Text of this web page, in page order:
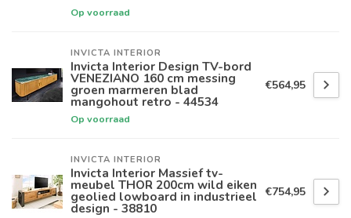
Op voorraad
INVICTA INTERIOR
Invicta Interior Design TV-bord
VENEZIANO 160 cm messing
groen marmeren blad
mangohout retro - 44534
Op voorraad
€564,95
INVICTA INTERIOR
Invicta Interior Massief tv-
meubel THOR 200cm wild eiken
geolied lowboard in industrieel
design - 38810
€754,95